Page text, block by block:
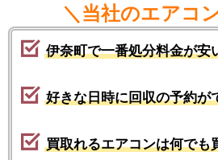
＼当社のエアコ
伊奈町で一番処分料金が安
好きな日時に回収の予約が
買取れるエアコンは何でも